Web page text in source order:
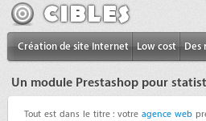
Création de site Internet Low cost Des
Un module Prestashop pour
Tout est dans le titre : votreagence web